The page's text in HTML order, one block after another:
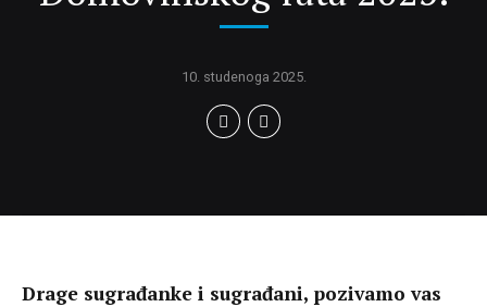
10. studenoga 2025.
Drage sugrađanke i sugrađani, pozivamo vas